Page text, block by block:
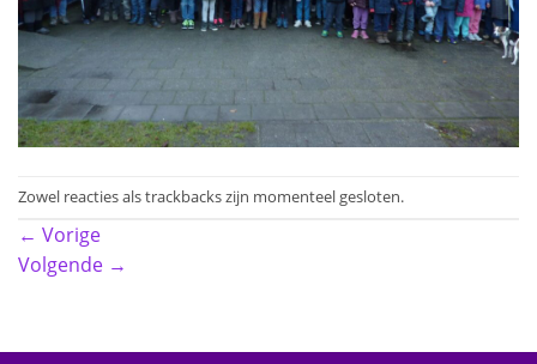
Zowel reacties als trackbacks zijn momenteel gesloten.
← Vorige
Volgende →